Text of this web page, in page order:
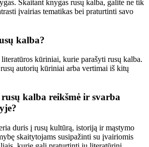
Skaitant knygas rusų kalba, galite ne tik
įvairias tematikas bei praturtinti savo
kalba?
kūriniai, kurie parašyti rusų kalba.
autorių kūriniai arba vertimai iš kitų
kalba reikšmė ir svarba
duris į rusų kultūrą, istoriją ir mąstymo
skaitytojams susipažinti su įvairiomis